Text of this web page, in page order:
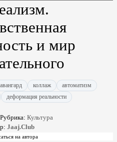
и мир
авангард коллаж
автоматизм
деформация реальности
Рубрика: Культура
Jaaj.Club